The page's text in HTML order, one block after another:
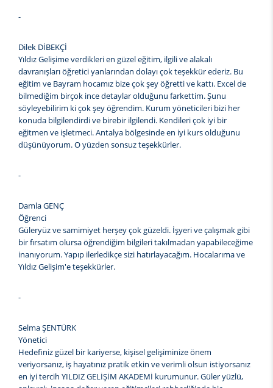
-
Dilek DİBEKÇİ
Yıldız Gelişime verdikleri en güzel eğitim, ilgili ve alakalı
davranışları öğretici yanlarından dolayı çok teşekkür ederiz. Bu
eğitim ve Bayram hocamız bize çok şey öğretti ve kattı. Excel de
bilmediğim birçok ince detaylar olduğunu farkettim. Şunu
söyleyebilirim ki çok şey öğrendim. Kurum yöneticileri bizi her
konuda bilgilendirdi ve birebir ilgilendi. Kendileri çok iyi bir
eğitmen ve işletmeci. Antalya bölgesinde en iyi kurs olduğunu
düşünüyorum. O yüzden sonsuz teşekkürler.
-
Damla GENÇ
Öğrenci
Güleryüz ve samimiyet herşey çok güzeldi. İşyeri ve çalışmak gibi
bir fırsatım olursa öğrendiğim bilgileri takılmadan yapabileceğime
inanıyorum. Yapıp ilerledikçe sizi hatırlayacağım. Hocalarıma ve
Yıldız Gelişim'e teşekkürler.
-
Selma ŞENTÜRK
Yönetici
Hedefiniz güzel bir kariyerse, kişisel gelişiminize önem
veriyorsanız, iş hayatınız pratik etkin ve verimli olsun istiyorsanız
en iyi tercih YILDIZ GELİŞİM AKADEMİ kurumunur. Güler yüzlü,